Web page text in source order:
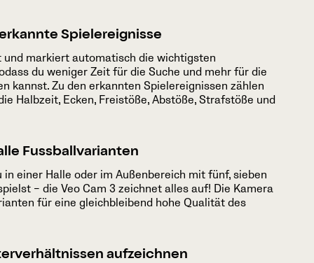
Spielereignisse
und markiert automatisch die wichtigsten
du weniger Zeit für die Suche und mehr für die
kannst. Zu den erkannten Spielereignissen zählen
Halbzeit, Ecken, Freistöße, Abstöße, Strafstöße und
Fussballvarianten
in einer Halle oder im Außenbereich mit fünf, sieben
– die Veo Cam 3 zeichnet alles auf! Die Kamera
für eine gleichbleibend hohe Qualität des
aufzeichnen